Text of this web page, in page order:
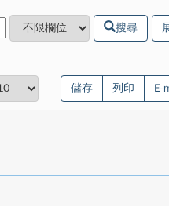
搜尋
儲存 列印 E-